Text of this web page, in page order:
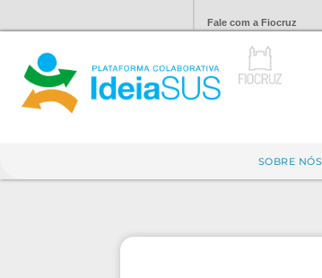
Fale com a Fiocruz
SOBRE NÓS